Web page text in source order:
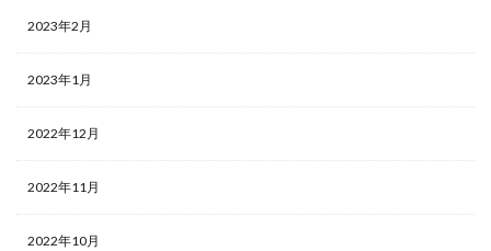
2023年2月
2023年1月
2022年12月
2022年11月
2022年10月